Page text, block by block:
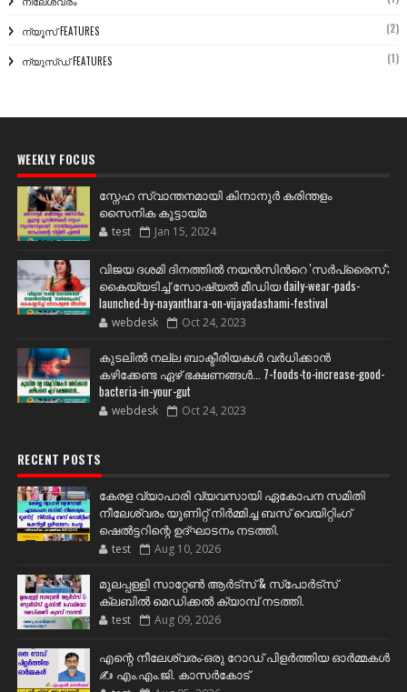
ന്യൂസ് FEATURES (2)
ന്യൂസ്ഡ് FEATURES (1)
WEEKLY FOCUS
സ്നേഹ സ്വാന്തനമായി കിനാനൂർ കരിന്തളം
സൈനിക കൂട്ടായ്മ
test Jan 15, 2024
വിജയ ദശമി ദിനത്തില്‍ നയന്‍സിന്‍റെ 'സര്‍പ്രൈസ്';
കൈയ്യടിച്ച് സോഷ്യല്‍ മീഡിയ daily-wear-pads-
launched-by-nayanthara-on-vijayadashami-festival
webdesk Oct 24, 2023
കുടലിൽ നല്ല ബാക്ടീരിയകൾ വര്‍ധിക്കാന്‍
കഴിക്കേണ്ട ഏഴ് ഭക്ഷണങ്ങള്‍... 7-foods-to-increase-good-
bacteria-in-your-gut
webdesk Oct 24, 2023
RECENT POSTS
കേരള വ്യാപാരി വ്യവസായി ഏകോപന സമിതി
നീലേശ്വരം യൂണിറ്റ് നിർമ്മിച്ച ബസ് വെയിറ്റിംഗ്
ഷെൽട്ടറിന്റെ ഉദ്ഘാടനം നടത്തി.
test Aug 10, 2026
മൂലപ്പള്ളി സാറ്റേൺ ആർട്സ് & സ്പോർട്സ്
ക്ലബിൽ മെഡിക്കൽ ക്യാമ്പ് നടത്തി.
test Aug 09, 2026
എന്റെ നീലേശ്വരം:ഒരു റോഡ് പിളർത്തിയ ഓർമ്മകൾ
✍️ എം.എം.ജി. കാസർകോട്